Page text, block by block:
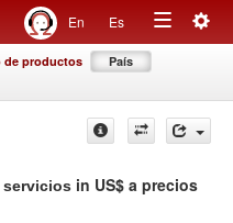
En Es
Toggle
de productos País
servicios in US$ a precios